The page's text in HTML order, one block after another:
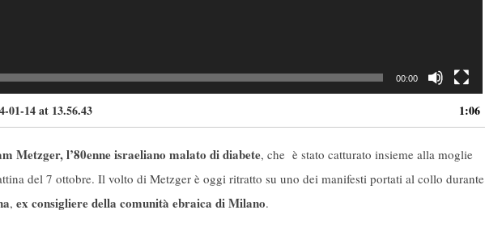
00:00
01-14 at 13.56.43 1:06
Metzger, l’80enne israeliano malato di diabete, che è stato catturato insieme alla moglie
del 7 ottobre. Il volto di Metzger è oggi ritratto su uno dei manifesti portati al collo durante
, ex consigliere della comunità ebraica di Milano.